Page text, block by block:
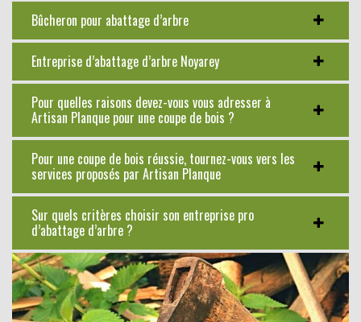
Bûcheron pour abattage d’arbre
Entreprise d’abattage d’arbre Noyarey
Pour quelles raisons devez-vous vous adresser à
Artisan Planque pour une coupe de bois ?
Pour une coupe de bois réussie, tournez-vous vers les
services proposés par Artisan Planque
Sur quels critères choisir son entreprise pro
d’abattage d’arbre ?